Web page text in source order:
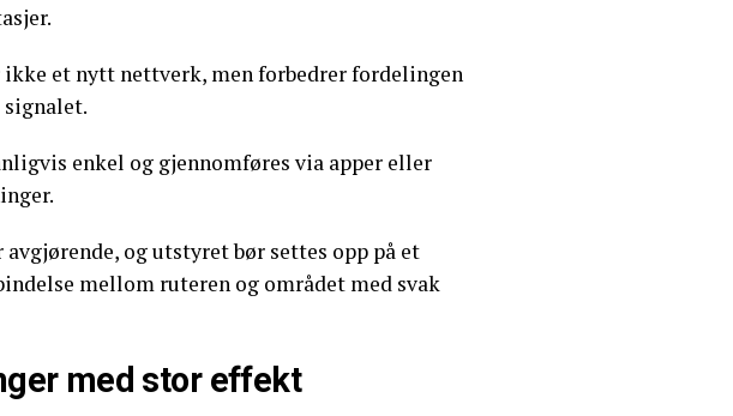
ikke et nytt nettverk, men forbedrer fordelingen
signalet.
enkel og gjennomføres via apper eller
og utstyret bør settes opp på et
mellom ruteren og området med svak
med stor effekt